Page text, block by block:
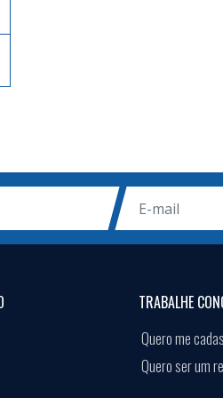
TRABALHE
Quero me
Quero ser um